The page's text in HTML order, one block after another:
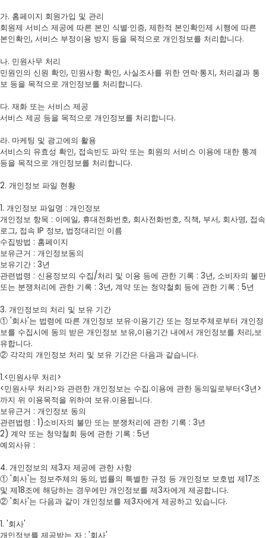
가. 홈페이지 회원가입 및 관리
회원제 서비스 제공에 따른 본인 식별·인증, 제한적 본인확인제 시행에 따른
본인확인, 서비스 부정이용 방지 등을 목적으로 개인정보를 처리합니다.
나. 민원사무 처리
민원인의 신원 확인, 민원사항 확인, 사실조사를 위한 연락·통지, 처리결과 통
보 등을 목적으로 개인정보를 처리합니다.
다. 재화 또는 서비스 제공
서비스 제공 등을 목적으로 개인정보를 처리합니다.
라. 마케팅 및 광고에의 활용
서비스의 유효성 확인, 접속빈도 파악 또는 회원의 서비스 이용에 대한 통계
등을 목적으로 개인정보를 처리합니다.
2. 개인정보 파일 현황
1. 개인정보 파일명 : 개인정보
개인정보 항목 : 이메일, 휴대전화번호, 회사전화번호, 직책, 부서, 회사명, 접속
로그, 접속 IP 정보, 법정대리인 이름
수집방법 : 홈페이지
보유근거 : 개인정보동의
보유기간 : 3년
관련법령 : 신용정보의 수집/처리 및 이용 등에 관한 기록 : 3년, 소비자의 불만
또는 분쟁처리에 관한 기록 : 3년, 계약 또는 청약철회 등에 관한 기록 : 5년
3. 개인정보의 처리 및 보유 기간
① '회사'는 법령에 따른 개인정보 보유·이용기간 또는 정보주체로부터 개인정
보를 수집시에 동의 받은 개인정보 보유,이용기간 내에서 개인정보를 처리,보
유합니다.
② 각각의 개인정보 처리 및 보유 기간은 다음과 같습니다.
1.<민원사무 처리>
<민원사무 처리>와 관련한 개인정보는 수집.이용에 관한 동의일로부터<3년>
까지 위 이용목적을 위하여 보유.이용됩니다.
보유근거 : 개인정보 동의
관련법령 : 1)소비자의 불만 또는 분쟁처리에 관한 기록 : 3년
2) 계약 또는 청약철회 등에 관한 기록 : 5년
예외사유 :
4. 개인정보의 제3자 제공에 관한 사항
① '회사'는 정보주체의 동의, 법률의 특별한 규정 등 개인정보 보호법 제17조
및 제18조에 해당하는 경우에만 개인정보를 제3자에게 제공합니다.
② '회사'는 다음과 같이 개인정보를 제3자에게 제공하고 있습니다.
1. '회사'
개인정보를 제공받는 자 : '회사'